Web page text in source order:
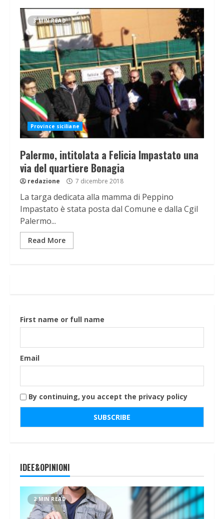
3 MIN READ
Province siciliane
Palermo, intitolata a Felicia Impastato una
via del quartiere Bonagia
redazione 7 dicembre 2018
La targa dedicata alla mamma di Peppino
Impastato è stata posta dal Comune e dalla Cgil
Palermo...
Read More
First name or full name
Email
By continuing, you accept the privacy policy
IDEE&OPINIONI
2 MIN READ